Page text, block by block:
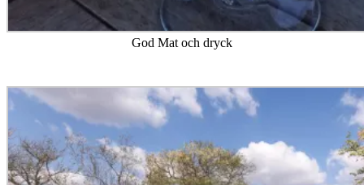
God Mat och dryck